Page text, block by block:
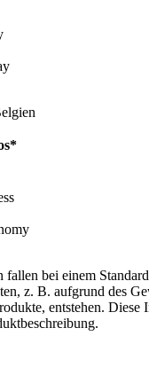
bei einem
z. B. aufgrund des
entstehen. Diese